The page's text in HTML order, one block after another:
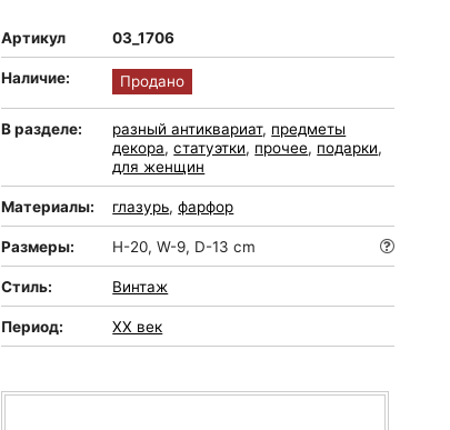
Артикул 03_1706
Наличие: Продано
В разделе: разный антиквариат, предметы
декора,статуэтки, прочее, подарки,
для женщин
Материалы: глазурь,фарфор
Размеры: H-20, W-9, D-13 cm
Стиль: Винтаж
Период: XX век